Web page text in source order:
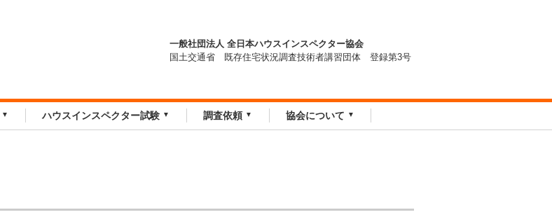
一般社団法人 全日本ハウスインスペクター協会
国土交通省 既存住宅状況調査技術者講習団体 登録第3号
ハウスインスペクター試験 調査依頼 協会について